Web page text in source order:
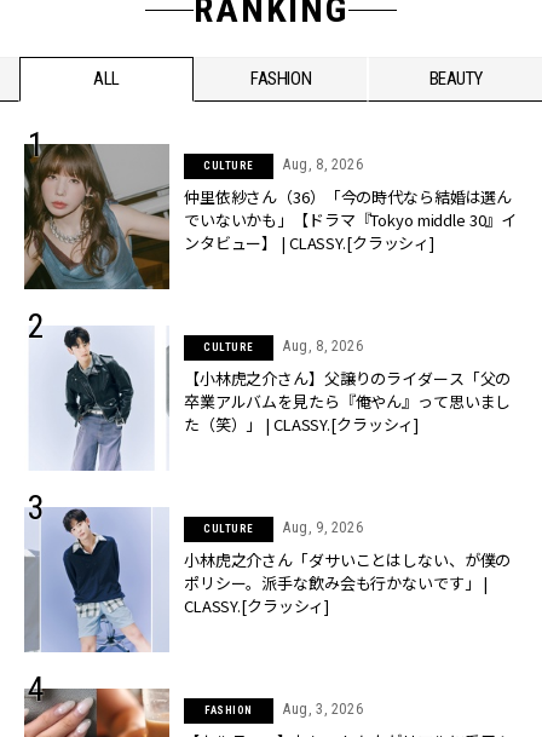
RANKING
ALL FASHION BEAUTY
CULTURE Aug, 8, 2026
仲里依紗さん（36）「今の時代なら結婚は選ん
でいないかも」【ドラマ『Tokyo middle 30』イ
ンタビュー】 | CLASSY.[クラッシィ]
CULTURE Aug, 8, 2026
【小林虎之介さん】父譲りのライダース「父の
卒業アルバムを見たら『俺やん』って思いまし
た（笑）」 | CLASSY.[クラッシィ]
CULTURE Aug, 9, 2026
小林虎之介さん「ダサいことはしない、が僕の
ポリシー。派手な飲み会も行かないです」 |
CLASSY.[クラッシィ]
FASHION Aug, 3, 2026